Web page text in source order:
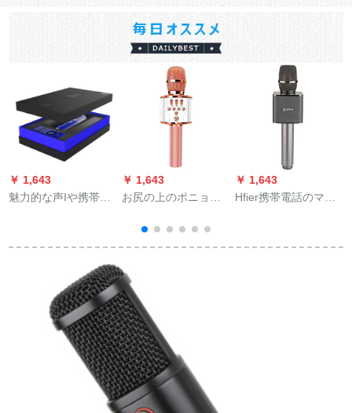
￥ 1,643
魅力的な声Iや携帯電
イクでカラオケを歌
にします。手ぶりの
速い声のキャタピラ
ーが屋外で録音設備
のセントを生放送し
￥ 1,643
お尻の上のポニョ
イク無線Bluetoothに
音声カドのマイクを
歌の震えアナウサが
生放送します。コー
ンデザンサのスッポ
ン一体のシャントK歌
宝のバラの金
￥ 1,643
Hfier携帯電話のマイ
マイクを内蔵してい